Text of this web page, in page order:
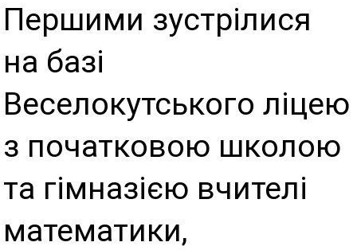
Першими зустрілися
на базі
Веселокутського ліцею
з початковою школою
та гімназією вчителі
математики,